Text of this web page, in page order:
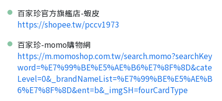
百家珍官方旗艦店-蝦皮
https://shopee.tw/pccv1973
百家珍-momo購物網
https://m.momoshop.com.tw/search.momo?searchKey
word=%E7%99%BE%E5%AE%B6%E7%8F%8D&cate
Level=0&_brandNameList=%E7%99%BE%E5%AE%B
6%E7%8F%8D&ent=b&_imgSH=fourCardType